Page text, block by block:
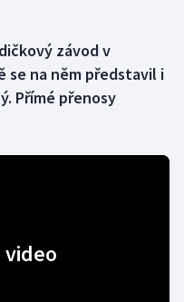
závod v
se na něm představil i
Přímé přenosy
video